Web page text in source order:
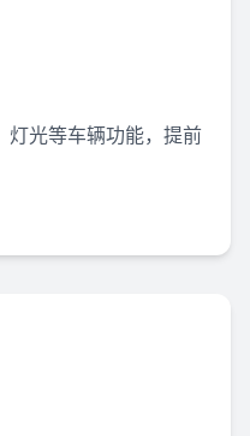
灯光等车辆功能，提前